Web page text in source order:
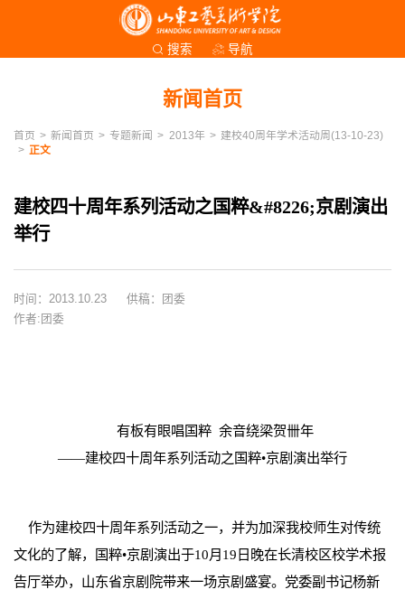
搜索 导航
新闻首页
首页 > 新闻首页 > 专题新闻 > 2013年 > 建校40周年学术活动周(13-10-23)
> 正文
建校四十周年系列活动之国粹&#8226;京剧演出
举行
时间：2013.10.23
供稿：团委
作者:团委
有板有眼唱国粹 余音绕梁贺卌年
——建校四十周年系列活动之国粹•京剧演出举行
作为建校四十周年系列活动之一，并为加深我校师生对传统
文化的了解，国粹•京剧演出于10月19日晚在长清校区校学术报
告厅举办，山东省京剧院带来一场京剧盛宴。党委副书记杨新